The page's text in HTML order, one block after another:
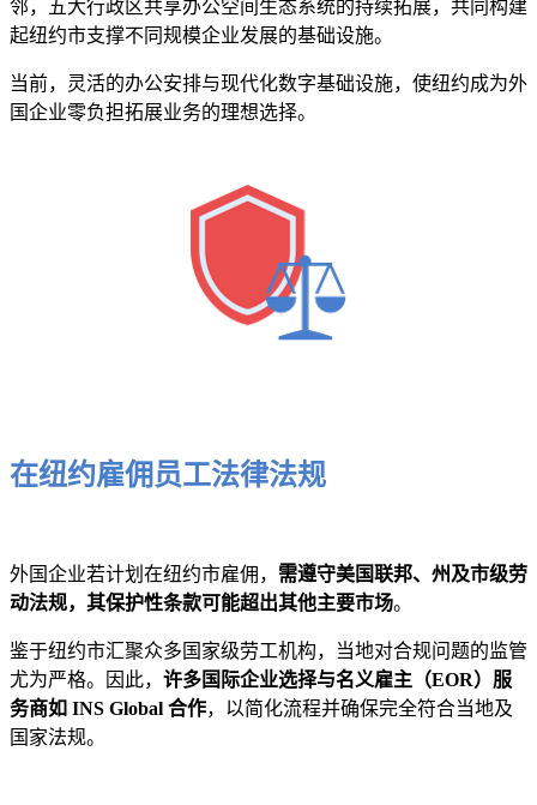
邻，五大行政区共享办公空间生态系统的持续拓展，共同构建
起纽约市支撑不同规模企业发展的基础设施。
当前，灵活的办公安排与现代化数字基础设施，使纽约成为外
国企业零负担拓展业务的理想选择。
在纽约雇佣员工法律法规
外国企业若计划在纽约市雇佣， 需遵守美国联邦、州及市级劳
动法规，其保护性条款可能超出其他主要市场。
鉴于纽约市汇聚众多国家级劳工机构，当地对合规问题的监管
尤为严格。因此， 许多国际企业选择与名义雇主（EOR）服
务商如 INS Global 合作，以简化流程并确保完全符合当地及
国家法规。